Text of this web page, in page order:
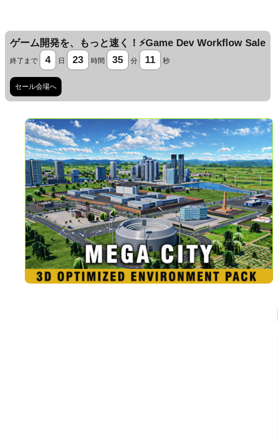
ゲーム開発を、もっと速く！⚡️Game Dev Workflow Sale
終了まで 4 日 23 時間 35 分 10 秒
セール会場へ